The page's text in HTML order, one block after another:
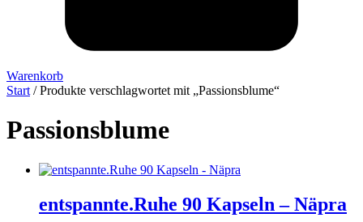
Warenkorb
Start / Produkte verschlagwortet mit „Passionsblume“
Passionsblume
entspannte.Ruhe 90 Kapseln – Näpra